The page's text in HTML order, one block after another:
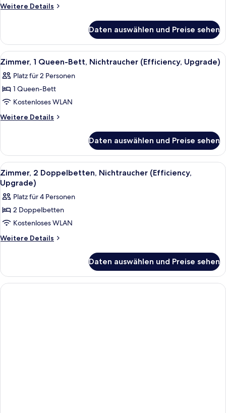
Bett,
(Efficiency,
Upgrade)
anzeigen
Weitere Details
Weitere
1
Queen-
Bett,
Nichtraucher
(Efficiency,
Daten auswählen und Preise sehen
Alle
Fotos
für
Zimmer,
1
Queen-
(Efficiency,
Upgrade)
anzeigen
Zimmersafe, Schreibtisch,
7
Zimmer, 1 Queen-Bett, Nichtraucher (Efficiency, Upgrade)
Platz für 2 Personen
1 Queen-Bett
Kostenloses WLAN
Weitere Details
Weitere
1
Queen-
Bett,
Nichtraucher
(Efficiency,
Upgrade)
Daten auswählen und Preise sehen
Alle
Fotos
für
Zimmer,
2 Doppelbetten,
Nichtraucher
(Efficiency,
Ein Hotelzimmer mit zwei Betten,
8
Zimmer, 2 Doppelbetten, Nichtraucher (Efficiency,
Upgrade)
Platz für 4 Personen
2 Doppelbetten
Kostenloses WLAN
Weitere Details
Weitere
2 Doppelbetten,
Nichtraucher
(Efficiency,
Daten auswählen und Preise sehen